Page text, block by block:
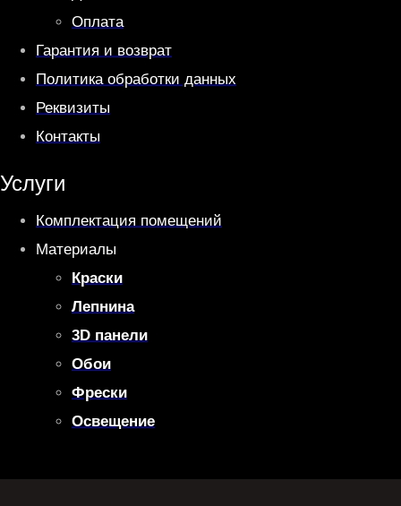
Оплата
Гарантия и возврат
Политика обработки данных
Реквизиты
Контакты
Услуги
Комплектация помещений
Материалы
Краски
Лепнина
3D панели
Обои
Фрески
Освещение